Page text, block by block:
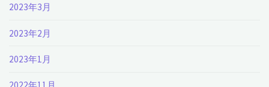
2023年3月
2023年2月
2023年1月